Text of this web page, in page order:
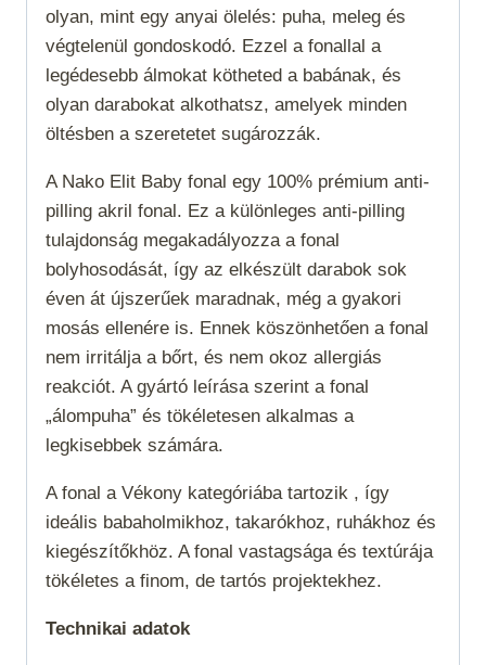
olyan, mint egy anyai ölelés: puha, meleg és
végtelenül gondoskodó. Ezzel a fonallal a
legédesebb álmokat kötheted a babának, és
olyan darabokat alkothatsz, amelyek minden
öltésben a szeretetet sugározzák.
A Nako Elit Baby fonal egy 100% prémium anti-
pilling akril fonal. Ez a különleges anti-pilling
tulajdonság megakadályozza a fonal
bolyhosodását, így az elkészült darabok sok
éven át újszerűek maradnak, még a gyakori
mosás ellenére is. Ennek köszönhetően a fonal
nem irritálja a bőrt, és nem okoz allergiás
reakciót. A gyártó leírása szerint a fonal
„álompuha” és tökéletesen alkalmas a
legkisebbek számára.
A fonal a Vékony kategóriába tartozik , így
ideális babaholmikhoz, takarókhoz, ruhákhoz és
kiegészítőkhöz. A fonal vastagsága és textúrája
tökéletes a finom, de tartós projektekhez.
Technikai adatok